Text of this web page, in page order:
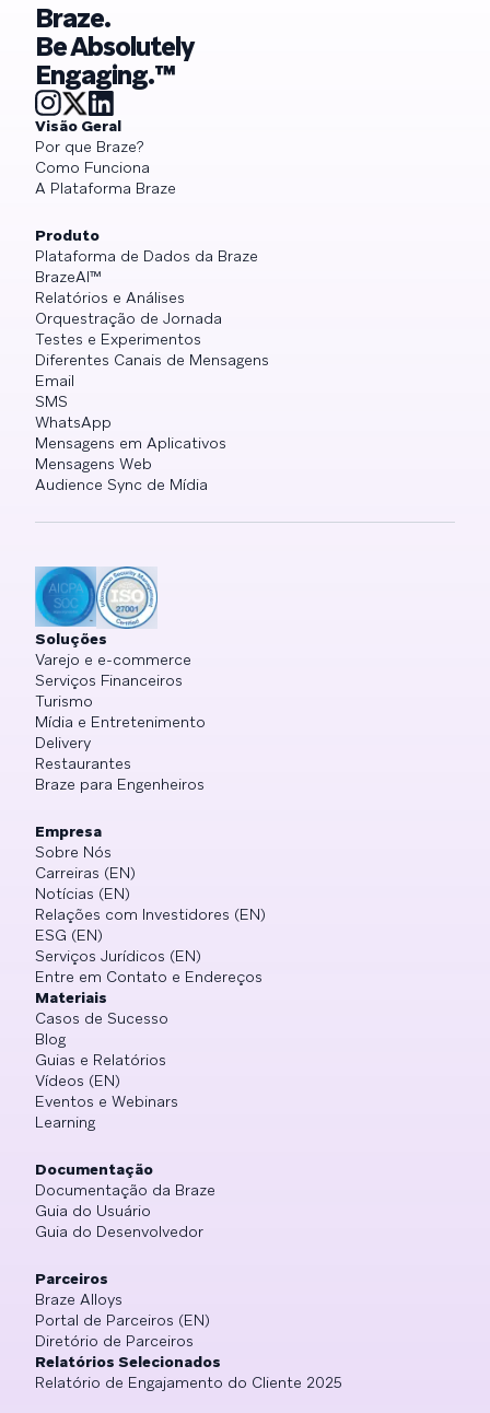
Braze.
Be Absolutely
Engaging.™
Visão Geral
Por que Braze?
Como Funciona
A Plataforma Braze
Produto
Plataforma de Dados da Braze
BrazeAI™
Relatórios e Análises
Orquestração de Jornada
Testes e Experimentos
Diferentes Canais de Mensagens
Email
SMS
WhatsApp
Mensagens em Aplicativos
Mensagens Web
Audience Sync de Mídia
Soluções
Varejo e e-commerce
Serviços Financeiros
Turismo
Mídia e Entretenimento
Delivery
Restaurantes
Braze para Engenheiros
Empresa
Sobre Nós
Carreiras (EN)
Notícias (EN)
Relações com Investidores (EN)
ESG (EN)
Serviços Jurídicos (EN)
Entre em Contato e Endereços
Materiais
Casos de Sucesso
Blog
Guias e Relatórios
Vídeos (EN)
Eventos e Webinars
Learning
Documentação
Documentação da Braze
Guia do Usuário
Guia do Desenvolvedor
Parceiros
Braze Alloys
Portal de Parceiros (EN)
Diretório de Parceiros
Relatórios Selecionados
Relatório de Engajamento do Cliente 2025